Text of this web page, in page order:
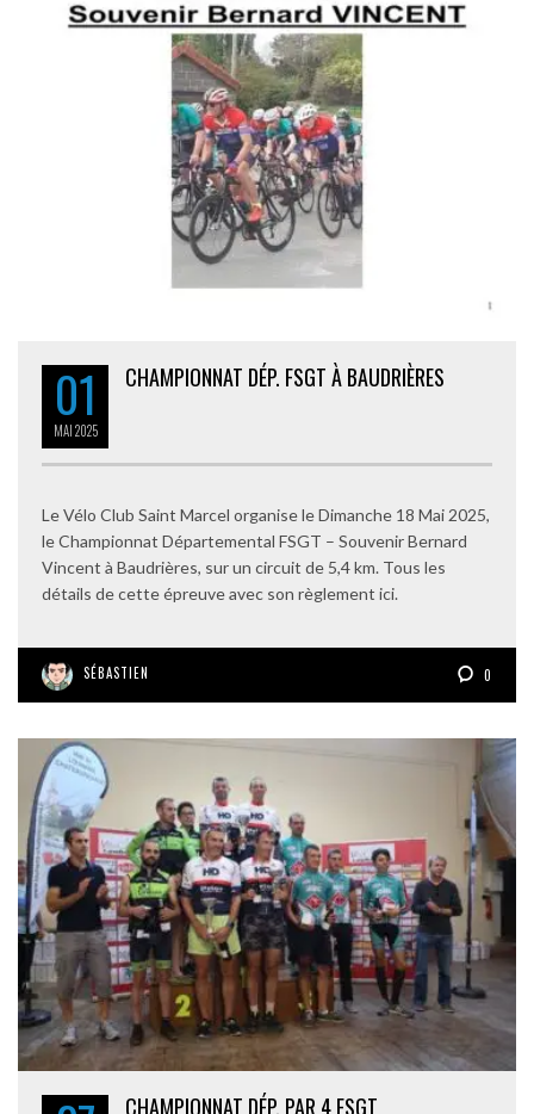
01
MAI2025
CHAMPIONNAT DÉP. FSGT À BAUDRIÈRES
Le Vélo Club Saint Marcel organise le Dimanche 18 Mai 2025,
le Championnat Départemental FSGT – Souvenir Bernard
Vincent à Baudrières, sur un circuit de 5,4 km. Tous les
détails de cette épreuve avec son règlement ici.
SÉBASTIEN 0
CHAMPIONNAT DÉP. PAR 4 FSGT